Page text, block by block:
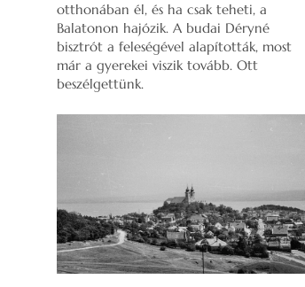
otthonában él, és ha csak teheti, a
Balatonon hajózik. A budai Déryné
bisztrót a feleségével alapították, most
már a gyerekei viszik tovább. Ott
beszélgettünk.